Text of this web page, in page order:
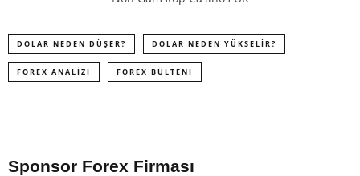
DOLAR NEDEN DÜŞER? DOLAR NEDEN YÜKSELIR?
FOREX ANALIZI FOREX BÜLTENI
Sponsor Forex Firması